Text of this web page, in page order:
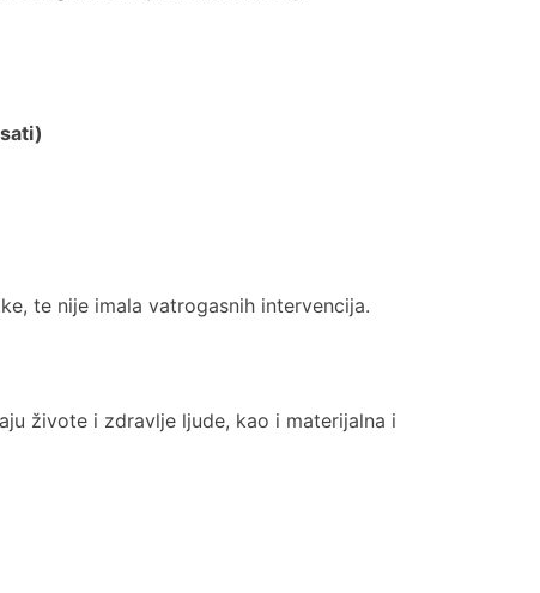
te nije imala vatrogasnih intervencija.
živote i zdravlje ljude, kao i materijalna i